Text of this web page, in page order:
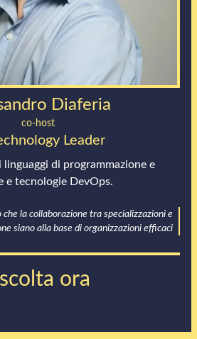
Diaferia
co-host
Leader
di programmazione e
e tecnologie DevOps.
che la collaborazione tra specializzazioni e
siano alla base di organizzazioni efficaci
ora